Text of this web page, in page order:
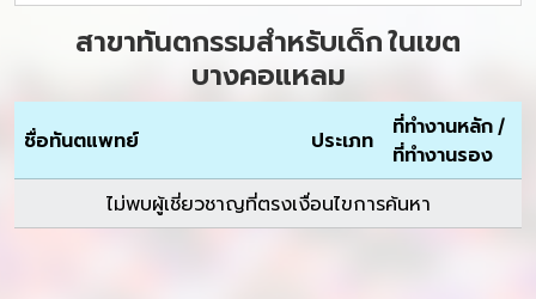
สาขาทันตกรรมสำหรับเด็ก ในเขต
บางคอแหลม
ชื่อทันตแพทย์ ประเภท
ที่ทำงานหลัก /
ที่ทำงานรอง
ไม่พบผู้เชี่ยวชาญที่ตรงเงื่อนไขการค้นหา